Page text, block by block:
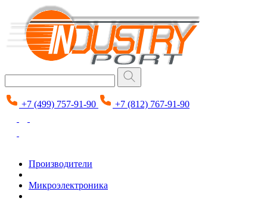
+7 (499) 757-91-90 +7 (812) 767-91-90
Производители
Микроэлектроника